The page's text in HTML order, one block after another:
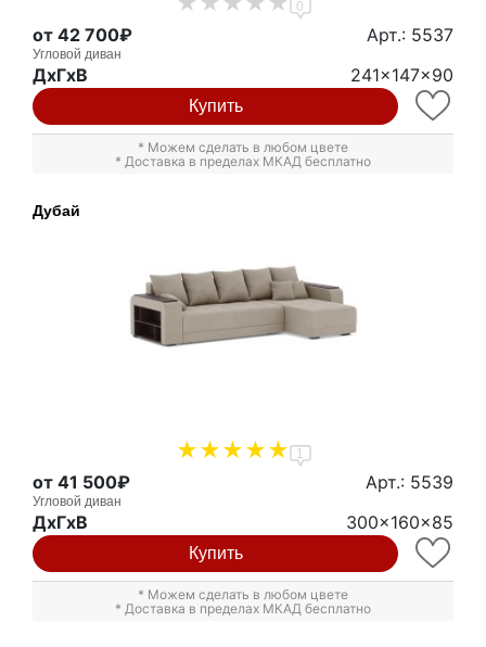
0
от 42 700₽ Арт.: 5537
Угловой диван
ДxГxВ 241x147x90
Купить
* Можем сделать в любом цвете
* Доставка в пределах МКАД бесплатно
Дубай
1
от 41 500₽ Арт.: 5539
Угловой диван
ДxГxВ 300x160x85
Купить
* Можем сделать в любом цвете
* Доставка в пределах МКАД бесплатно